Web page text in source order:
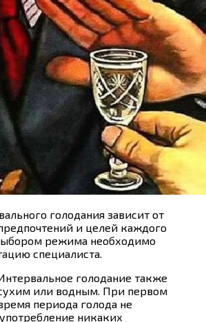
голодания зависит от
и целей каждого
режима необходимо
специалиста.
голодание также
или водным. При первом
периода голода не
никаких